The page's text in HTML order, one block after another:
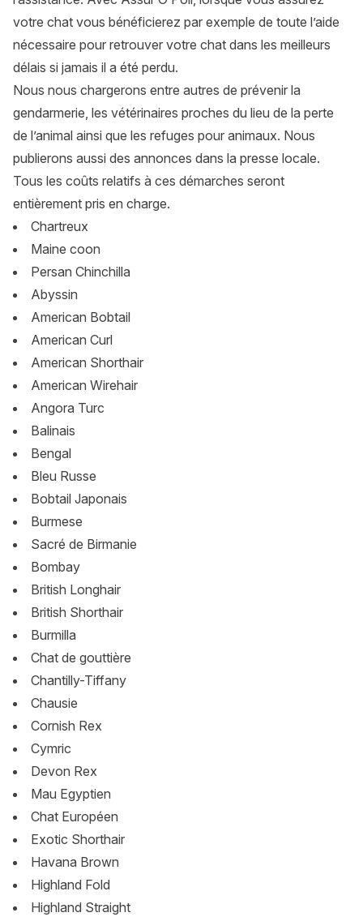
votre chat vous bénéficierez par exemple de toute l’aide
nécessaire pour retrouver votre chat dans les meilleurs
délais si jamais il a été perdu.
Nous nous chargerons entre autres de prévenir la
gendarmerie, les vétérinaires proches du lieu de la perte
de l’animal ainsi que les refuges pour animaux. Nous
publierons aussi des annonces dans la presse locale.
Tous les coûts relatifs à ces démarches seront
entièrement pris en charge.
Chartreux
Maine coon
Persan Chinchilla
Abyssin
American Bobtail
American Curl
American Shorthair
American Wirehair
Angora Turc
Balinais
Bengal
Bleu Russe
Bobtail Japonais
Burmese
Sacré de Birmanie
Bombay
British Longhair
British Shorthair
Burmilla
Chat de gouttière
Chantilly-Tiffany
Chausie
Cornish Rex
Cymric
Devon Rex
Mau Egyptien
Chat Européen
Exotic Shorthair
Havana Brown
Highland Fold
Highland Straight